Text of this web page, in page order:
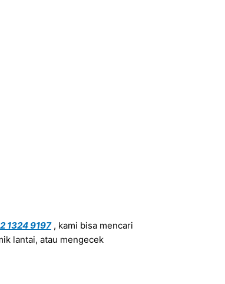
1324 9197, kami bisa mencari
lantai, atau mengecek